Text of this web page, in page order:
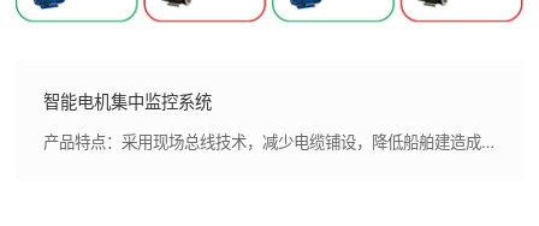
智能电机集中监控系统
产品特点：采用现场总线技术，减少电缆铺设，降低船舶建造成本,采用低功耗、高性能处理器，精度高，响应速度快